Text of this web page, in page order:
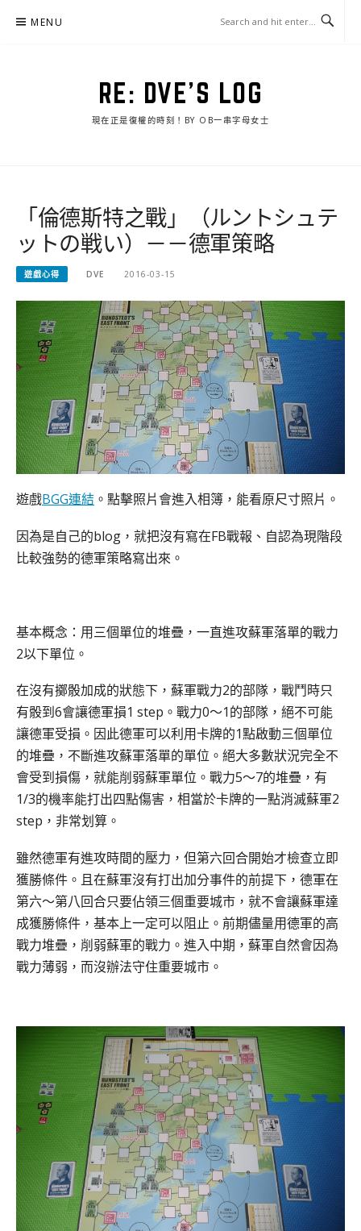
MENU
RE: DVE'S LOG
現在正是復權的時刻！BY OB一串字母女士
「倫德斯特之戰」（ルントシュテ
ットの戦い）－－德軍策略
遊戲心得 DVE 2016-03-15
遊戲BGG連結 。 點擊照片會進入相簿，能看原尺寸照片。
因為是自己的blog，就把沒有寫在FB戰報、自認為現階段
比較強勢的德軍策略寫出來。
基本概念：用三個單位的堆疊，一直進攻蘇軍落單的戰力
2以下單位。
在沒有擲骰加成的狀態下，蘇軍戰力2的部隊，戰鬥時只
有骰到6會讓德軍損1 step。戰力0～1的部隊，絕不可能
讓德軍受損。因此德軍可以利用卡牌的1點啟動三個單位
的堆疊，不斷進攻蘇軍落單的單位。絕大多數狀況完全不
會受到損傷，就能削弱蘇軍單位。戰力5～7的堆疊，有
1/3的機率能打出四點傷害，相當於卡牌的一點消滅蘇軍2
step，非常划算。
雖然德軍有進攻時間的壓力，但第六回合開始才檢查立即
獲勝條件。且在蘇軍沒有打出加分事件的前提下，德軍在
第六～第八回合只要佔領三個重要城市，就不會讓蘇軍達
成獲勝條件，基本上一定可以阻止。前期儘量用德軍的高
戰力堆疊，削弱蘇軍的戰力。進入中期，蘇軍自然會因為
戰力薄弱，而沒辦法守住重要城市。